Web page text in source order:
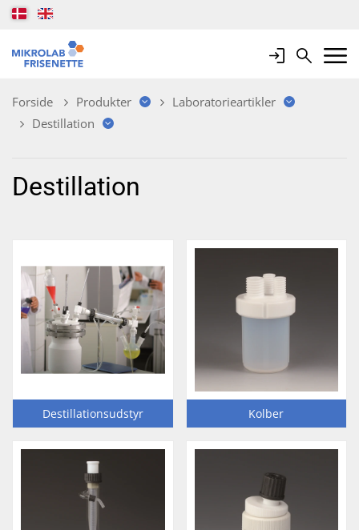
LoginSearchMobile
Forside Produkter
Laboratorieartikler
Destillation
Destillation
Destillationsudstyr Kolber